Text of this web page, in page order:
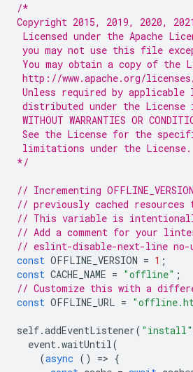
/*
Copyright 2015, 2019, 2020,
Licensed under the Apache
you may not use this file
You may obtain a copy of the
http://www.apache.org/licenses/
Unless required by
distributed under the License
WITHOUT WARRANTIES OR
See the License for the
limitations under the License.
*/
// Incrementing
// previously cached resources
// This variable is
// Add a comment for your
// eslint-disable-next-line no-
const OFFLINE_VERSION = 1 ;
const CACHE_NAME = "offline" ;
// Customize this with a
const OFFLINE_URL =
self.addEventListener( "install"
event .waitUntil (
(async () => {